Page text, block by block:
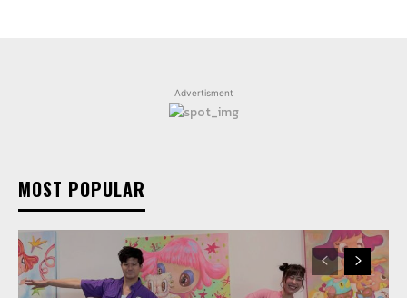
Advertisment
MOST POPULAR